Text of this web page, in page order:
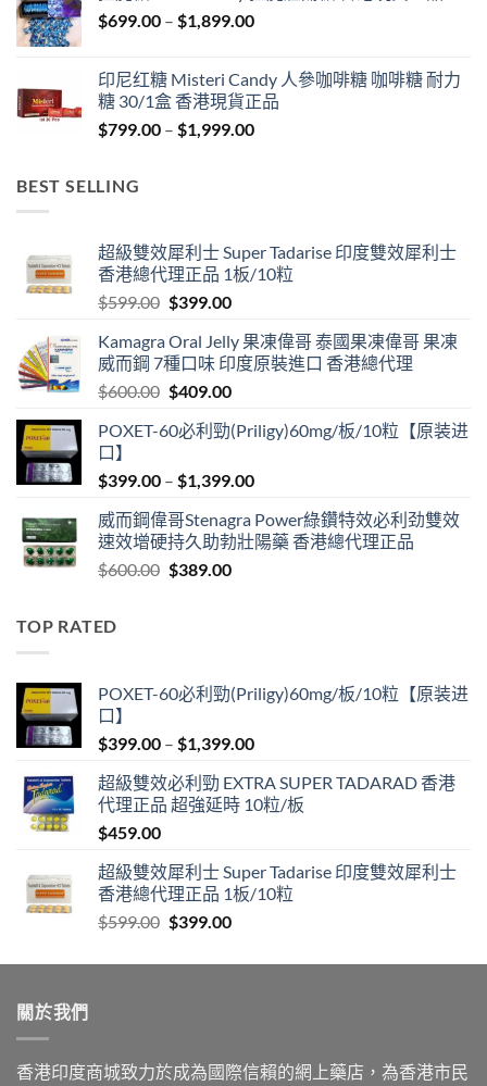
$1,849.00
$699.00 – $1,899.00Price
through
$1,899.00
印尼红糖 Misteri Candy 人參咖啡糖 咖啡糖 耐力
糖 30/1盒 香港現貨正品
$799.00 – $1,999.00Price
BEST SELLING
超級雙效犀利士 Super Tadarise 印度雙效犀利士
香港總代理正品 1板/10粒
$599.00 Original
was:
$599.00.
$399.00Current
is:
$399.00.
Kamagra Oral Jelly 果凍偉哥 泰國果凍偉哥 果凍
威而鋼 7種口味 印度原裝進口 香港總代理
$600.00 Original
was:
$409.00Current
is:
POXET-60必利勁(Priligy)60mg/板/10粒【原装进
口】
$399.00 – $1,399.00Price
$399.00
through
威而鋼偉哥Stenagra Power綠鑽特效必利劲雙效
速效增硬持久助勃壯陽藥 香港總代理正品
$600.00 Original
$389.00Current
TOP RATED
POXET-60必利勁(Priligy)60mg/板/10粒【原装进
口】
$399.00 – $1,399.00Price
$399.00
through
超級雙效必利勁 EXTRA SUPER TADARAD 香港
代理正品 超強延時 10粒/板
$459.00
超級雙效犀利士 Super Tadarise 印度雙效犀利士
香港總代理正品 1板/10粒
$599.00 Original
was:
$399.00Current
is:
關於我們
香港印度商城致力於成為國際信賴的網上藥店，為香港市民